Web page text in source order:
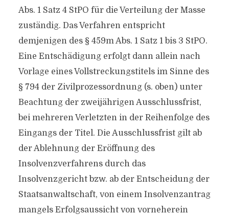
Abs. 1 Satz 4 StPO für die Verteilung der Masse
zuständig. Das Verfahren entspricht
demjenigen des § 459m Abs. 1 Satz 1 bis 3 StPO.
Eine Entschädigung erfolgt dann allein nach
Vorlage eines Vollstreckungstitels im Sinne des
§ 794 der Zivilprozessordnung (s. oben) unter
Beachtung der zweijährigen Ausschlussfrist,
bei mehreren Verletzten in der Reihenfolge des
Eingangs der Titel. Die Ausschlussfrist gilt ab
der Ablehnung der Eröffnung des
Insolvenzverfahrens durch das
Insolvenzgericht bzw. ab der Entscheidung der
Staatsanwaltschaft, von einem Insolvenzantrag
mangels Erfolgsaussicht von vorneherein